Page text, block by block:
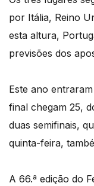
por Itália, Reino
esta altura,
previsões dos
Este ano
final chegam 25,
duas semifinais,
quinta-feira,
A 66.ª edição do